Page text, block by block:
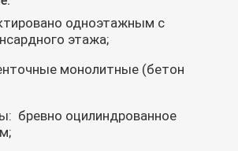
одноэтажным с
этажа;
монолитные (бетон
бревно оцилиндрованное